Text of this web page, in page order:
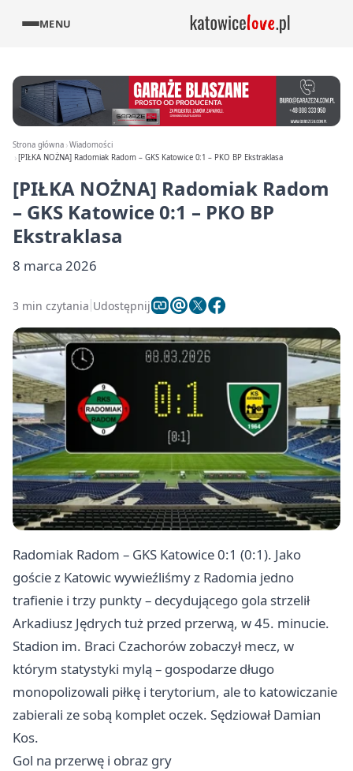
MENU
Strona główna Wiadomości
[PIŁKA NOŻNA] Radomiak Radom – GKS Katowice 0:1 – PKO BP Ekstraklasa
[PIŁKA NOŻNA] Radomiak Radom
– GKS Katowice 0:1 – PKO BP
Ekstraklasa
8 marca 2026
3 min czytania Udostępnij
Radomiak Radom – GKS Katowice 0:1 (0:1). Jako
goście z Katowic wywieźliśmy z Radomia jedno
trafienie i trzy punkty – decydującego gola strzelił
Arkadiusz Jędrych tuż przed przerwą, w 45. minucie.
Stadion im. Braci Czachorów zobaczył mecz, w
którym statystyki mylą – gospodarze długo
monopolizowali piłkę i terytorium, ale to katowiczanie
zabierali ze sobą komplet oczek. Sędziował Damian
Kos.
Gol na przerwę i obraz gry